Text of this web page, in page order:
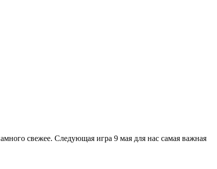
свежее. Следующая игра 9 мая для нас самая важная